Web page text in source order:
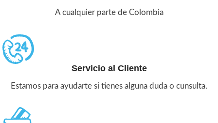
A cualquier parte de Colombia
Servicio al Cliente
Estamos para ayudarte si tienes alguna duda o cunsulta.